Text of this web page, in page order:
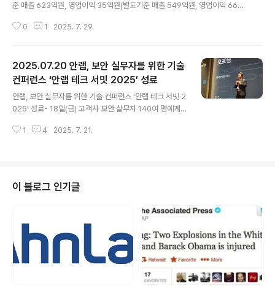
준 매출 623억원, 영업이익 35억원(별도기준 매출 549억원, 영업이익 66억
1,195억원, 영업이익 45억원(별도기준 상반기 매출 1,058억원, 영업이익 95
전년 동기 대비 매출은 68억원, 영업이익은 4억원 증가했다. 2025년 2분기
연결기준 매출은 623억원, 영업이익은 35억원을 기록했다. 이는 전년 동기(2
024년 2분기) 대비 매출은 24억원 증가, 영업이익..
0 1 2025. 7. 29.
2025.07.20 안랩, 보안 실무자를 위한 기술
컨퍼런스 ‘안랩 테크 서밋 2025’ 성료
안랩, 보안 실무자를 위한 기술 컨퍼런스 ‘안랩 테크 서밋 2
025’ 성료- 18일(금) 고객사 보안 실무자 140여 명에게
응 방안 ▲안랩 주요 솔루션 운영법 등 현장 밀착형 보안
mmit) 2025’를 개최했다. 안랩 테크 서밋은 안랩이 자사
보안 기술을 활용한 최신 보안 위협 대응 노하우를 고객사
와 공유하기 위해 연례 개최하는 행사다. 올해 행사에서는
엔드포인트 및 네트워크 제품군 고객사 보안 실무자 140
여 명을 초청해 ▲최신 사이버 보안 트렌드 ▲국..
1 4 2025. 7. 21.
이 블로그 인기글